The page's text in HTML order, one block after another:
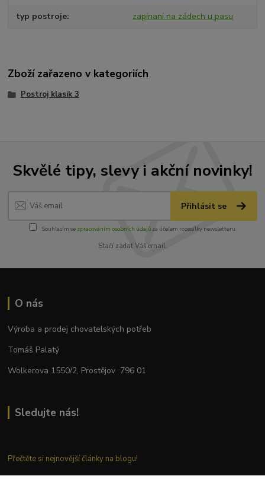
typ postroje zapínaní na zádech u pasu
Zboží zařazeno v kategoriích
Postroj klasik 3
Skvělé tipy, slevy i akční novinky!
Přihlásit se
Souhlasím se zpracováním osobních údajůza účelem rozesílky newsletteru.
Stačí zadat Váš email.
O nás
Výroba a prodej chovatelských potřeb
Tomáš Palatý
Wolkerova 1550/2, Prostějov 796 01
Sledujte nás!
Přečtěte si nejnovější články na blogu!